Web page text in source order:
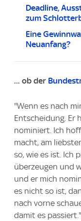
Deadline,
zum
Eine
Neuanfang?
... ob der
"Wenn es nach
Entscheidung. Er
nominiert. Ich
macht, am
so, wie es ist. Ich
überzeugen und
und er mich
es nicht so ist,
nach vorne
damit es passiert."